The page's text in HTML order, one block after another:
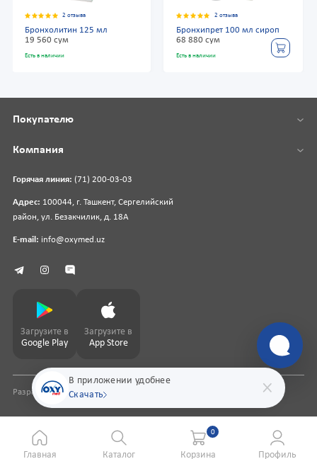
2 отзыва
Бронхолитин 125 мл
19 560 сум
Есть в наличии
2 отзыва
Бронхипрет 100 мл сироп
68 880 сум
Есть в наличии
В приложении удобнее
Скачать
Горячая линия: (71) 200-03-03
Адрес: 100044, г. Ташкент, Сергелийский
район, ул. Безакчилик, д. 18А
E-mail: info@oxymed.uz
Покупателю
Компания
Загрузите в
Google Play
Загрузите в
App Store
Разработка сайтаpharmit.uz
Главная Каталог
0
Корзина Профиль